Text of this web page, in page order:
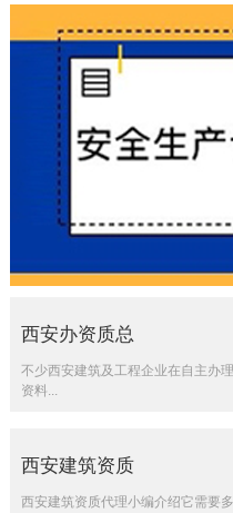
西安办资质总
不少西安建筑及工程企业在自主办
资料...
西安建筑资质
西安建筑资质代理小编介绍它需要